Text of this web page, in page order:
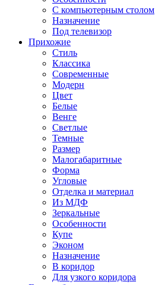
С компьютерным столом
Назначение
Под телевизор
Прихожие
Стиль
Классика
Современные
Модерн
Цвет
Белые
Венге
Светлые
Темные
Размер
Малогабаритные
Форма
Угловые
Отделка и материал
Из МДФ
Зеркальные
Особенности
Купе
Эконом
Назначение
В коридор
Для узкого коридора